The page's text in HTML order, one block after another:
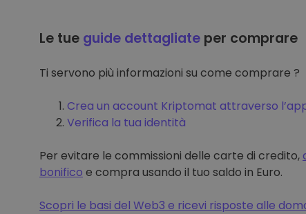
Le tue guide dettagliate per comprare
Ti servono più informazioni su come comprare ?
Crea un account Kriptomat attraverso
Verifica la tua identità
Per evitare le commissioni delle carte di credito,
bonifico e compra usando il tuo saldo in Euro.
Scopri le basi del Web3 e ricevi risposte alle